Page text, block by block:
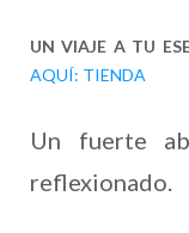
UN VIAJE A TU
AQUÍ: TIENDA
Un fuerte
reflexionado.